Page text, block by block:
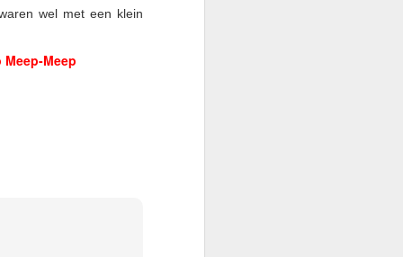
wel met een klein
Meep-Meep
ook al is de vader dan
zoon?